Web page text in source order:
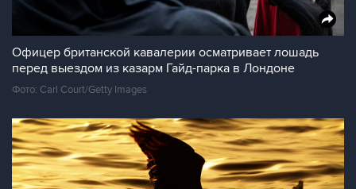
Офицер британской кавалерии осматривает лошадь
перед выездом из казарм Гайд-парка в Лондоне
Фото: Carl Court/Getty Images